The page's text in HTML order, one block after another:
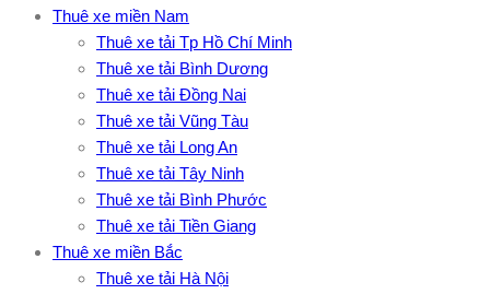
Thuê xe miền Nam
Thuê xe tải Tp Hồ Chí Minh
Thuê xe tải Bình Dương
Thuê xe tải Đồng Nai
Thuê xe tải Vũng Tàu
Thuê xe tải Long An
Thuê xe tải Tây Ninh
Thuê xe tải Bình Phước
Thuê xe tải Tiền Giang
Thuê xe miền Bắc
Thuê xe tải Hà Nội